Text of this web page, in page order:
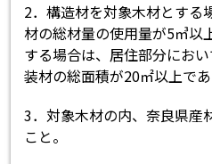
2．構造材を対象木材とする
材の総材量の使用量が5㎥以
する場合は、居住部分にお
装材の総面積が20㎡以上であ
3．対象木材の内、奈良県産
こと。